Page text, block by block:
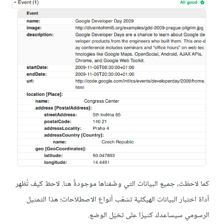
كما لاحظتَ، جميع البيانات التي وصَّفناها موجودةٌ هنا. لاحظ كيف تُظهِر
أداة اختبار البيانات الهيكلية تشعّب أنواع الاصطلاحات؛ هذا التمثيل
الرسومي سيساعدك كثيرًا على تخيّل الوضع.